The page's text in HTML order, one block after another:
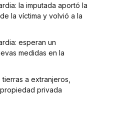
la imputada aportó la
la víctima y volvió a la
esperan un
medidas en la
a extranjeros,
privada